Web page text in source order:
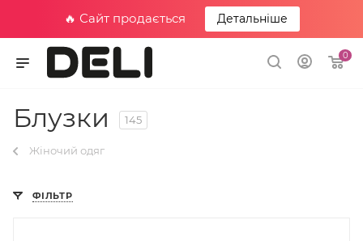
🔥 Сайт продається Детальніше
0
Блузки 145
Жіночий одяг
ФІЛЬТР